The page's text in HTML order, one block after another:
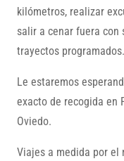
kilómetros, realizar
salir a cenar fuera
trayectos programados.
Le estaremos
exacto de recogida en
Oviedo.
Viajes a medida por el